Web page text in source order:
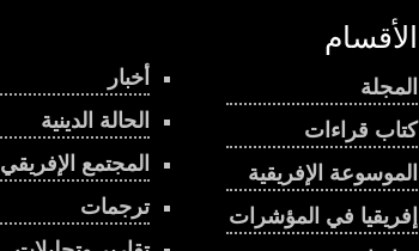
أخبار
الحالة الدينية
المجتمع الإفريقي
ترجمات
الأقسام
المجلة
كتاب قراءات
الموسوعة الإفريقية
إفريقيا في المؤشرات